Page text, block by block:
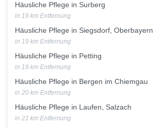
Häusliche Pflege in Surberg
in 19 km Entfernung
Häusliche Pflege in Siegsdorf, Oberbayern
in 19 km Entfernung
Häusliche Pflege in Petting
in 19 km Entfernung
Häusliche Pflege in Bergen im Chiemgau
in 20 km Entfernung
Häusliche Pflege in Laufen, Salzach
in 21 km Entfernung